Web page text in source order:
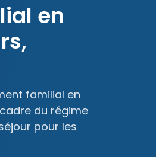
en
familial en
du régime
pour les